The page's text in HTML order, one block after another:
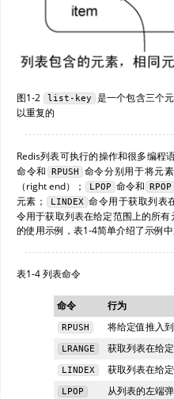
图1-2 list-key
是一个包含三个
以重复的
Redis列表可执行的操作和很多编程
命令和 RPUSH
命令分别用于将元
（right end）；
LPOP 命令和 RPOP
元素；
LINDEX 命令用于获取列表
令用于获取列表在给定范围上的所
的使用示例，表1-4简单介绍了示例中
表1-4 列表命令
命令 行为
RPUSH 将给定值推入
LRANGE 获取列表在给
LINDEX 获取列表在给
LPOP 从列表的左端